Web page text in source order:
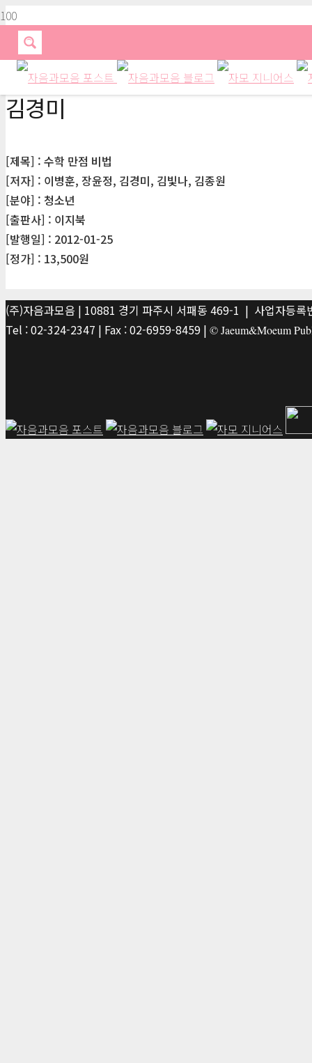
김경미
[제목] : 수학 만점 비법
[저자] : 이병훈, 장윤정, 김경미, 김빛나, 김종원
[분야] : 청소년
[출판사] : 이지북
[발행일] : 2012-01-25
[정가] : 13,500원
(주)자음과모음 | 10881 경기 파주시 서패동 469-1 | 사업자등
Tel : 02-324-2347 | Fax : 02-6959-8459 | © Jaeum&Moeum